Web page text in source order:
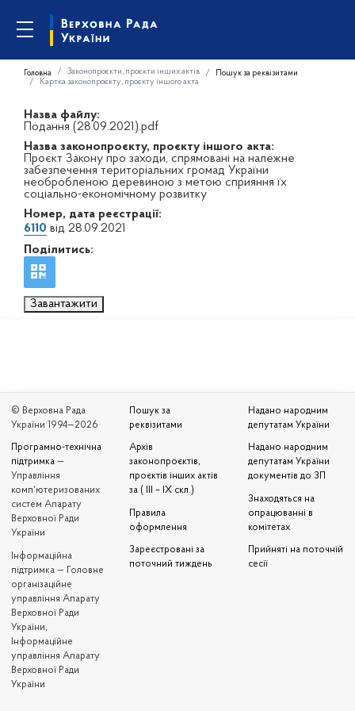
Головна Законопроєкти, проєкти інших актів
Пошук за реквізитами
Картка законопроєкту, проєкту іншого акта
Назва файлу:
Подання (28.09.2021).pdf
Назва законопроєкту, проєкту іншого акта:
Проєкт Закону про заходи, спрямовані на належне
забезпечення територіальних громад України
необробленою деревиною з метою сприяння їх
соціально-економічному розвитку
Номер, дата реєстрації:
6110 від 28.09.2021
Поділитись:
Завантажити
© Верховна Рада
України 1994—2026
Програмно-технічна
підтримка —
Управління
комп'ютеризованих
систем Апарату
Верховної Ради
України
Iнформаційна
підтримка — Головне
організаційне
управління Апарату
Верховної Ради
України,
Інформаційне
управління Апарату
Верховної Ради
України
Пошук за
реквізитами
Архів
законопроєктів,
проєктів інших актів
за ( III – IX скл.)
Правила
оформлення
Зареєстровані за
поточний тиждень
Надано народним
депутатам України
Надано народним
депутатам України
документів до ЗП
Знаходяться на
опрацюванні в
комітетах
Прийняті на поточній
сесії